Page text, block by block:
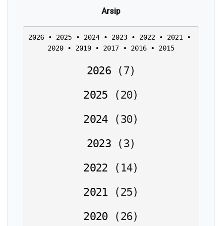
Arsip
2026 • 2025 • 2024 • 2023 • 2022 • 2021
2020 • 2019 • 2017 • 2016 • 2015
2026 (7)
2025
(20)
2024
(30)
2023
(3)
2022
( 14)
2021
(25)
2020
(26)